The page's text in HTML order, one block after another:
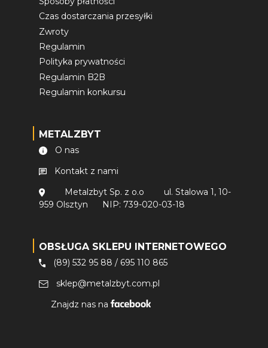
Czas dostarczania przesyłki
Zwroty
Regulamin
Polityka prywatności
Regulamin B2B
Regulamin konkursu
METALZBYT
O nas
Kontakt z nami
Metalzbyt Sp. z o.o
ul. Stalowa 1, 10-
959 Olsztyn
NIP: 739-020-03-18
OBSŁUGA SKLEPU INTERNETOWEGO
(89) 532 95 88 / 695 110 865
sklep@metalzbyt.com.pl
Znajdz nas na